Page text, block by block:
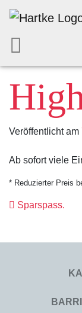
Veröffentlicht am
Ab sofort viele
* Reduzierter Preis
Sparspass.